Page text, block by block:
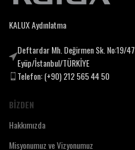
KALUX Aydınlatma
Deftardar Mh. Değirmen Sk. No:19/47
Eyüp/İstanbul/TÜRKİYE
Telefon: (+90) 212 565 44 50
BIZDEN
Hakkımızda
Misyonumuz ve Vizyonumuz